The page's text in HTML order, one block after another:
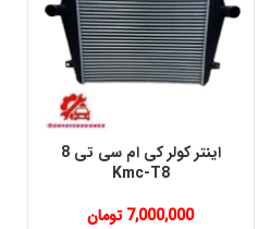
اینتر کولر کی ام سی تی 8
Kmc-T8
7,000,000 تومان